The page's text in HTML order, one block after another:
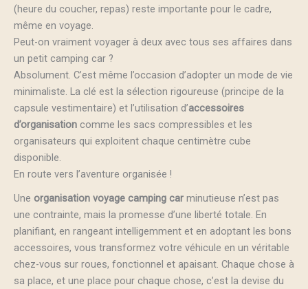
(heure du coucher, repas) reste importante pour le cadre,
même en voyage.
Peut-on vraiment voyager à deux avec tous ses affaires dans
un petit camping car ?
Absolument. C’est même l’occasion d’adopter un mode de vie
minimaliste. La clé est la sélection rigoureuse (principe de la
capsule vestimentaire) et l’utilisation d’accessoires
d’organisation comme les sacs compressibles et les
organisateurs qui exploitent chaque centimètre cube
disponible.
En route vers l’aventure organisée !
Une organisation voyage camping car minutieuse n’est pas
une contrainte, mais la promesse d’une liberté totale. En
planifiant, en rangeant intelligemment et en adoptant les bons
accessoires, vous transformez votre véhicule en un véritable
chez-vous sur roues, fonctionnel et apaisant. Chaque chose à
sa place, et une place pour chaque chose, c’est la devise du